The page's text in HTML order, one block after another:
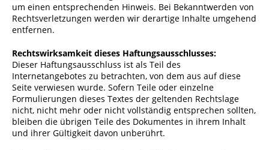
um einen entsprechenden Hinweis. Bei Bekanntwerden von
Rechtsverletzungen werden wir derartige Inhalte umgehend
entfernen.
Rechtswirksamkeit dieses Haftungsausschlusses:
Dieser Haftungsausschluss ist als Teil des
Internetangebotes zu betrachten, von dem aus auf diese
Seite verwiesen wurde. Sofern Teile oder einzelne
Formulierungen dieses Textes der geltenden Rechtslage
nicht, nicht mehr oder nicht vollständig entsprechen sollten,
bleiben die übrigen Teile des Dokumentes in ihrem Inhalt
und ihrer Gültigkeit davon unberührt.